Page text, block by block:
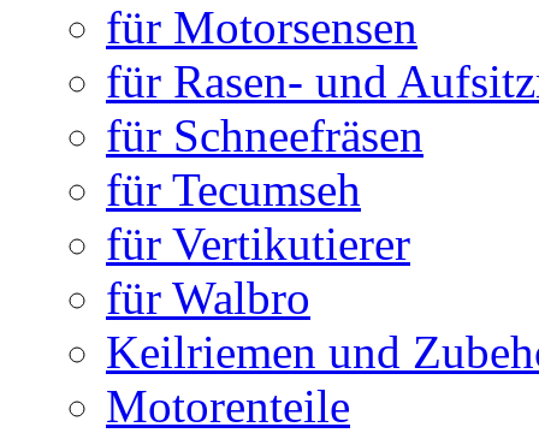
für Motorsensen
für Rasen- und
für Schneefräsen
für Tecumseh
für Vertikutierer
für Walbro
Keilriemen und
Motorenteile